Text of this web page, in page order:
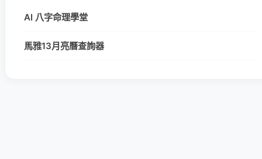
AI 八字命理學堂
馬雅13月亮曆查詢器